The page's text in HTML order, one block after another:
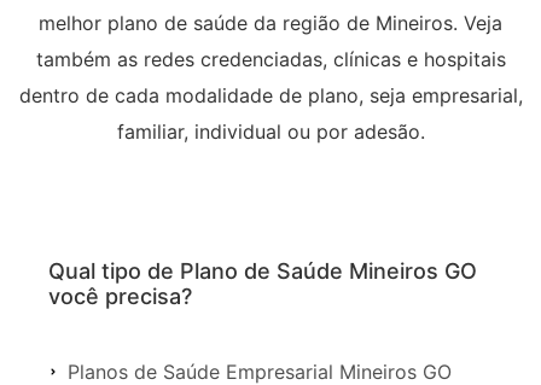
melhor plano de saúde da região de Mineiros. Veja
também as redes credenciadas, clínicas e hospitais
dentro de cada modalidade de plano, seja empresarial,
familiar, individual ou por adesão.
Qual tipo de Plano de Saúde Mineiros GO
você precisa?
Planos de Saúde Empresarial Mineiros GO